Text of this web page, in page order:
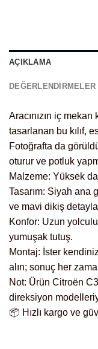
AÇIKLAMA
DEĞERLENDIRMELER
Aracınızın iç
tasarlanan bu kılıf,
Fotoğrafta da
oturur ve potluk
Malzeme: Yüksek
Tasarım: Siyah ana
ve mavi dikiş
Konfor: Uzun
yumuşak tutuş.
Montaj: İster
alın; sonuç her
Not: Ürün Citroën
direksiyon
📦 Hızlı kargo ve